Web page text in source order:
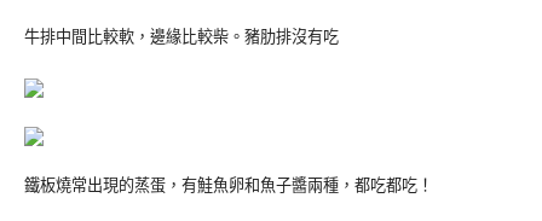
牛排中間比較軟，邊緣比較柴。豬肋排沒有吃
鐵板燒常出現的蒸蛋，有鮭魚卵和魚子醬兩種，都吃都吃！